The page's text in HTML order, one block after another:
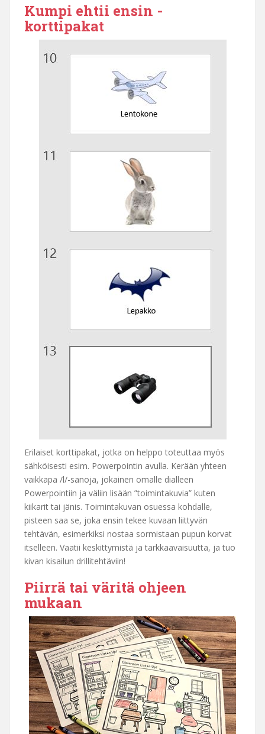
Kumpi ehtii ensin -
korttipakat
Erilaiset korttipakat, jotka on helppo toteuttaa myös
sähköisesti esim. Powerpointin avulla. Kerään yhteen
vaikkapa /l/-sanoja, jokainen omalle dialleen
Powerpointiin ja väliin lisään ”toimintakuvia” kuten
kiikarit tai jänis. Toimintakuvan osuessa kohdalle,
pisteen saa se, joka ensin tekee kuvaan liittyvän
tehtävän, esimerkiksi nostaa sormistaan pupun korvat
itselleen. Vaatii keskittymistä ja tarkkaavaisuutta, ja tuo
kivan kisailun drillitehtäviin!
Piirrä tai väritä ohjeen
mukaan